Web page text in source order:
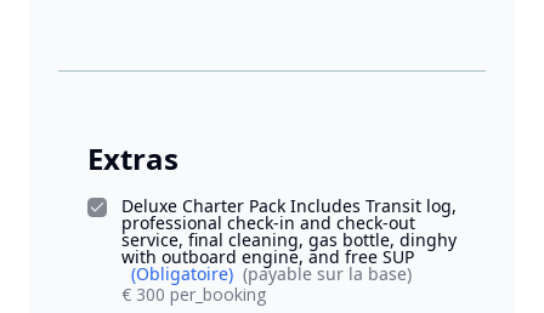
Extras
Deluxe Charter Pack Includes Transit log,
professional check-in and check-out
service, final cleaning, gas bottle, dinghy
with outboard engine, and free SUP
(Obligatoire) (payable sur la base)
€ 300 per_booking